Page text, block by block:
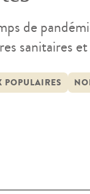
de
sanitaires